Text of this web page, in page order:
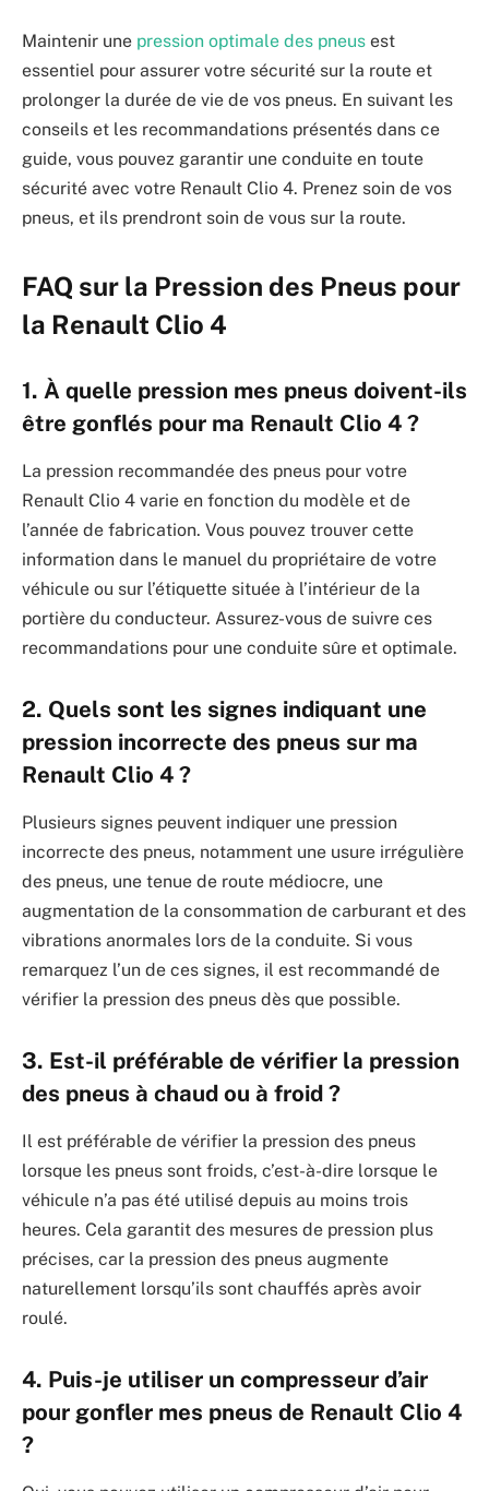
Maintenir une pression optimale des pneus est
essentiel pour assurer votre sécurité sur la route et
prolonger la durée de vie de vos pneus. En suivant les
conseils et les recommandations présentés dans ce
guide, vous pouvez garantir une conduite en toute
sécurité avec votre Renault Clio 4. Prenez soin de vos
pneus, et ils prendront soin de vous sur la route.
FAQ sur la Pression des Pneus pour
la Renault Clio 4
1. À quelle pression mes pneus doivent-ils
être gonflés pour ma Renault Clio 4 ?
La pression recommandée des pneus pour votre
Renault Clio 4 varie en fonction du modèle et de
l’année de fabrication. Vous pouvez trouver cette
information dans le manuel du propriétaire de votre
véhicule ou sur l’étiquette située à l’intérieur de la
portière du conducteur. Assurez-vous de suivre ces
recommandations pour une conduite sûre et optimale.
2. Quels sont les signes indiquant une
pression incorrecte des pneus sur ma
Renault Clio 4 ?
Plusieurs signes peuvent indiquer une pression
incorrecte des pneus, notamment une usure irrégulière
des pneus, une tenue de route médiocre, une
augmentation de la consommation de carburant et des
vibrations anormales lors de la conduite. Si vous
remarquez l’un de ces signes, il est recommandé de
vérifier la pression des pneus dès que possible.
3. Est-il préférable de vérifier la pression
des pneus à chaud ou à froid ?
Il est préférable de vérifier la pression des pneus
lorsque les pneus sont froids, c’est-à-dire lorsque le
véhicule n’a pas été utilisé depuis au moins trois
heures. Cela garantit des mesures de pression plus
précises, car la pression des pneus augmente
naturellement lorsqu’ils sont chauffés après avoir
roulé.
4. Puis-je utiliser un compresseur d’air
pour gonfler mes pneus de Renault Clio 4
?